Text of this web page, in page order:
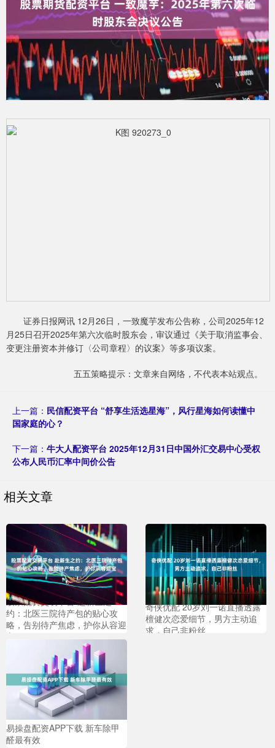
证券日报网讯 12月26日，一致魔芋发布公告称，公司2025年12
月25日召开2025年第六次临时股东会，审议通过《关于取消监事会、
变更注册资本并修订〈公司章程〉的议案》等多项议案。
五五策略提示：文章来自网络，不代表本站观点。
上一篇： 民信配资平台 “舒享生活选星海”，风行星海如何读懂中
国家庭的心？
下一篇： 牛大人配资平台 2025年12月31日中国外汇交易中心受权
公布人民币汇率中间价公告
相关文章
股票配资交易平台 赴新生之
约：北医三院待产包的贴心攻
略，告别待产焦虑，护你从容迎
宝
奇侠优配 20岁刘一诺直播透露
檀健次恋爱细节，男方主动追
求，自己非粉丝
易操盘配资APP下载 新车除甲
醛最有效